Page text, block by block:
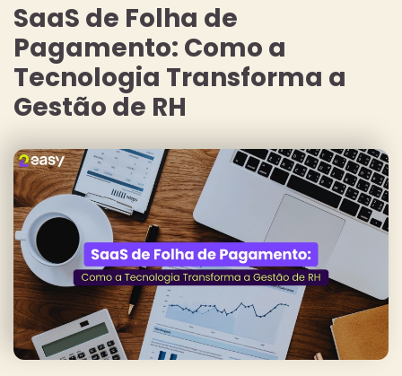
SaaS de Folha de
Pagamento: Como a
Tecnologia Transforma a
Gestão de RH